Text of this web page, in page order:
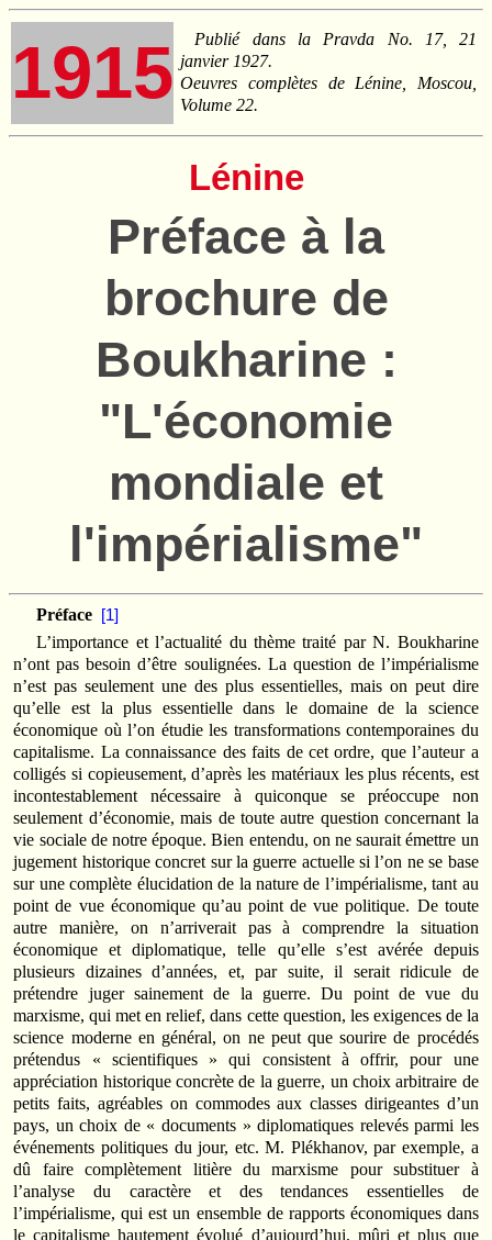
1915
Publié dans la Pravda No. 17, 21
janvier 1927.
Oeuvres complètes de Lénine, Moscou,
Volume 22.
Lénine
Préface à la
brochure de
Boukharine :
"L'économie
mondiale et
l'impérialisme"
Préface [1]
L’importance et l’actualité du thème traité par N. Boukharine
n’ont pas besoin d’être soulignées. La question de l’impérialisme
n’est pas seulement une des plus essentielles, mais on peut dire
qu’elle est la plus essentielle dans le domaine de la science
économique où l’on étudie les transformations contemporaines du
capitalisme. La connaissance des faits de cet ordre, que l’auteur a
colligés si copieusement, d’après les matériaux les plus récents, est
incontestablement nécessaire à quiconque se préoccupe non
seulement d’économie, mais de toute autre question concernant la
vie sociale de notre époque. Bien entendu, on ne saurait émettre un
jugement historique concret sur la guerre actuelle si l’on ne se base
sur une complète élucidation de la nature de l’impérialisme, tant au
point de vue économique qu’au point de vue politique. De toute
autre manière, on n’arriverait pas à comprendre la situation
économique et diplomatique, telle qu’elle s’est avérée depuis
plusieurs dizaines d’années, et, par suite, il serait ridicule de
prétendre juger sainement de la guerre. Du point de vue du
marxisme, qui met en relief, dans cette question, les exigences de la
science moderne en général, on ne peut que sourire de procédés
prétendus « scientifiques » qui consistent à offrir, pour une
appréciation historique concrète de la guerre, un choix arbitraire de
petits faits, agréables on commodes aux classes dirigeantes d’un
pays, un choix de « documents » diplomatiques relevés parmi les
événements politiques du jour, etc. M. Plékhanov, par exemple, a
dû faire complètement litière du marxisme pour substituer à
l’analyse du caractère et des tendances essentielles de
l’impérialisme, qui est un ensemble de rapports économiques dans
le capitalisme hautement évolué d’aujourd’hui, mûri et plus que